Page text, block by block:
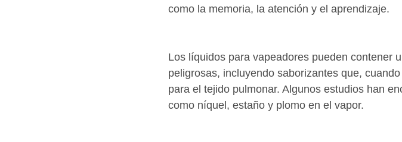
como la memoria, la atención y el aprendizaje.
Los líquidos para vapeadores pueden contener
peligrosas, incluyendo saborizantes que,
para el tejido pulmonar. Algunos estudios han
como níquel, estaño y plomo en el vapor.